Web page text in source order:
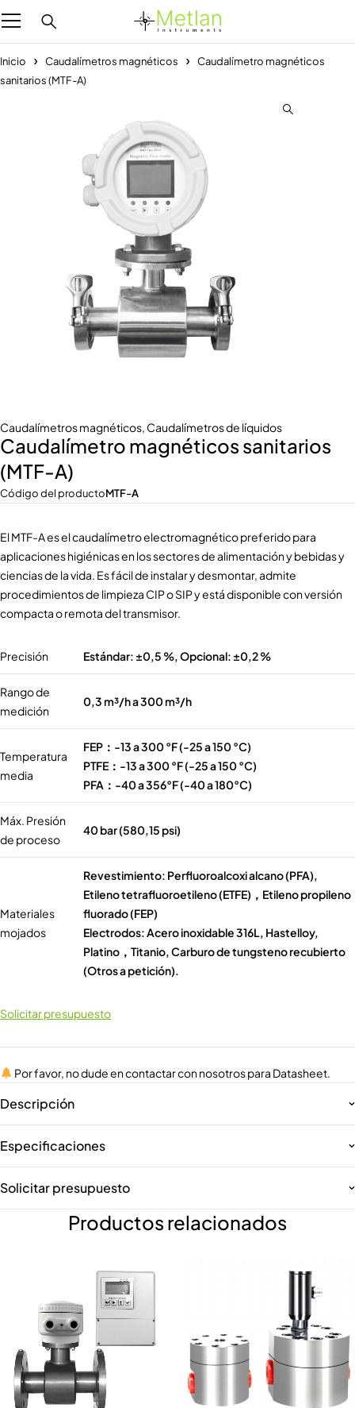
Inicio Caudalímetros magnéticos
Caudalímetro magnéticos
sanitarios (MTF-A)
Caudalímetros magnéticos, Caudalímetros de líquidos
Caudalímetro magnéticos sanitarios
(MTF-A)
Código del productoMTF-A
El MTF-A es el caudalímetro electromagnético preferido para
aplicaciones higiénicas en los sectores de alimentación y bebidas y
ciencias de la vida. Es fácil de instalar y desmontar, admite
procedimientos de limpieza CIP o SIP y está disponible con versión
compacta o remota del transmisor.
Precisión Estándar: ±0,5 %, Opcional: ±0,2 %
Rango de
medición
0,3 m³/h a 300 m³/h
Temperatura
media
FEP：-13 a 300 °F (-25 a 150 °C)
PTFE：-13 a 300 °F (-25 a 150 °C)
PFA：-40 a 356°F (-40 a 180°C)
Máx. Presión
de proceso
40 bar (580,15 psi)
Materiales
mojados
Revestimiento: Perfluoroalcoxi alcano (PFA),
Etileno tetrafluoroetileno (ETFE)，Etileno propileno
fluorado (FEP)
Electrodos: Acero inoxidable 316L, Hastelloy,
Platino，Titanio, Carburo de tungsteno recubierto
(Otros a petición).
Solicitar presupuesto
Por favor, no dude en contactar con nosotros para Datasheet.
Descripción
Especificaciones
Solicitar presupuesto
Productos relacionados